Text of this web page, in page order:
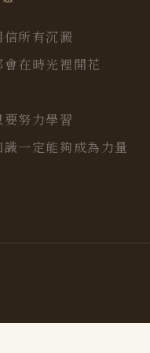
信所有沉澱
會在時光裡開花
要努力學習
識一定能夠成為力量